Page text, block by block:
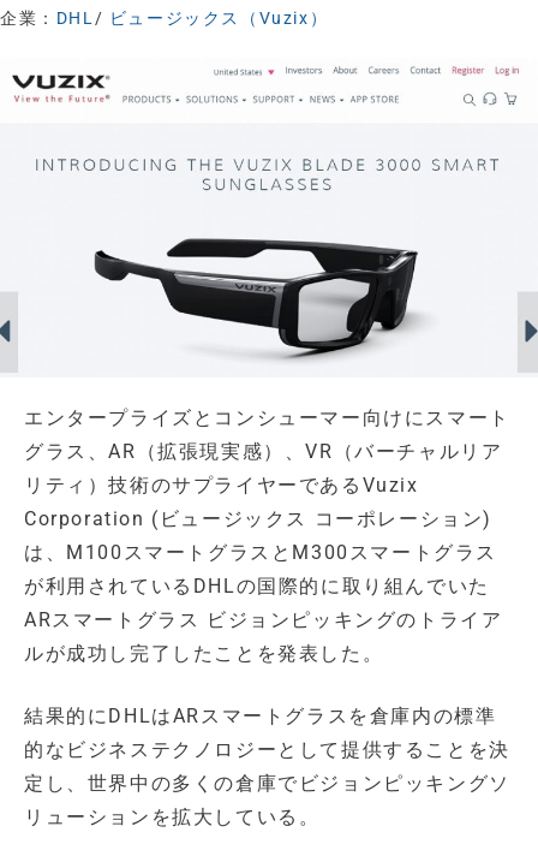
企業： DHL/ ビュージックス（Vuzix）
エンタープライズとコンシューマー向けにスマート
グラス、AR（拡張現実感）、VR（バーチャルリア
リティ）技術のサプライヤーであるVuzix
Corporation (ビュージックス コーポレーション)
は、M100スマートグラスとM300スマートグラス
が利用されているDHLの国際的に取り組んでいた
ARスマートグラス ビジョンピッキングのトライア
ルが成功し完了したことを発表した。
結果的にDHLはARスマートグラスを倉庫内の標準
的なビジネステクノロジーとして提供することを決
定し、世界中の多くの倉庫でビジョンピッキングソ
リューションを拡大している。